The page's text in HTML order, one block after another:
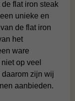
flat iron steak
unieke en
de flat iron
het
ware
op veel
zijn wij
aanbieden.